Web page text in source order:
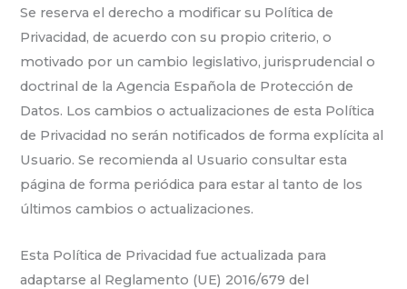
Se reserva el derecho a modificar su Política de
Privacidad, de acuerdo con su propio criterio, o
motivado por un cambio legislativo, jurisprudencial o
doctrinal de la Agencia Española de Protección de
Datos. Los cambios o actualizaciones de esta Política
de Privacidad no serán notificados de forma explícita al
Usuario. Se recomienda al Usuario consultar esta
página de forma periódica para estar al tanto de los
últimos cambios o actualizaciones.
Esta Política de Privacidad fue actualizada para
adaptarse al Reglamento (UE) 2016/679 del